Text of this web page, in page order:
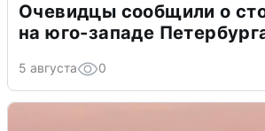
Очевидцы сообщили о
на юго-западе
5 августа 0